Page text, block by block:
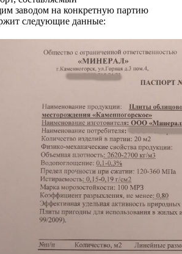
заводом на конкретную партию
следующие данные: